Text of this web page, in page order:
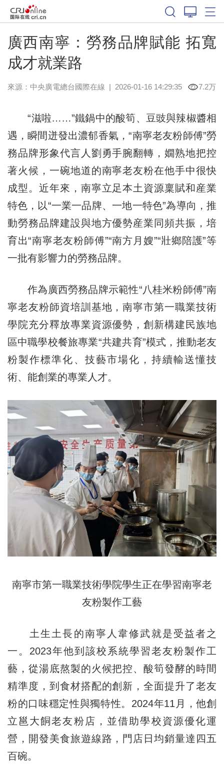
廣西南寧：勞務品牌賦能 拓寬
成才就業路
來源：中央廣電總台國際在線 | 2026-01-16 14:29:35 7.2万
“滋啦……”鐵鍋中的酸筍、豆豉與辣椒醬相
遇，瞬間迸發出濃郁香氣，“南寧老友粉師傅”勞
務品牌形象代言人劉勇手腕翻轉，嫺熟地把控
著火候，一碗地道的南寧老友粉在他手中很快
成型。近年來，南寧立足本土資源稟賦和産業
特色，以“一業一品牌、一地一特色”為導向，推
動勞務品牌建設與地方優勢産業同頻共振，培
育出“南寧老友粉師傅”“南方月嫂”“壯鄉陪護”等
一批有影響力的勞務品牌。
作為廣西勞務品牌示範性“八桂米粉師傅”南
寧老友粉師資培訓基地，南寧市第一職業技術
學院充分釋放專業資源優勢，創新構建民族地
區中職學校餐旅專業“共建共育”模式，推動老友
粉製作標準化、技藝市場化，持續輸送懂技
術、能創業的專業人才。
南寧市第一職業技術學院學生正在學習南寧老
友粉製作工藝
土生土長的南寧人韋修武就是受益者之
一。2023年他到該校系統學習老友粉製作工
藝，從湯底熬製的火候把控、酸筍發酵的時間
精準度，到食材搭配的創新，全面提升了老友
粉的口味穩定性與獨特性。2024年11月，他創
立邕大餇老友粉店，並借助學校資源優化運
營，開發美食旅遊線路，門店日均銷量達四五
百碗。